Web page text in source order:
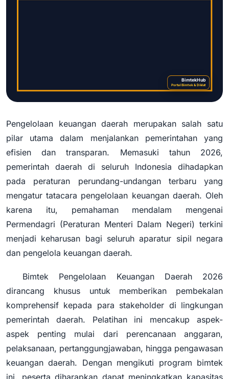
Bimtek Pengelolaan Keuangan
Daerah 2026 Sesuai Permendagri
Terbaru | BimtekHub
BimtekHub
Portal Bimtek & Diklat
Pengelolaan keuangan daerah merupakan salah satu
pilar utama dalam menjalankan pemerintahan yang
efisien dan transparan. Memasuki tahun 2026,
pemerintah daerah di seluruh Indonesia dihadapkan
pada peraturan perundang-undangan terbaru yang
mengatur tatacara pengelolaan keuangan daerah. Oleh
karena itu, pemahaman mendalam mengenai
Permendagri (Peraturan Menteri Dalam Negeri) terkini
menjadi keharusan bagi seluruh aparatur sipil negara
dan pengelola keuangan daerah.
Bimtek Pengelolaan Keuangan Daerah 2026
dirancang khusus untuk memberikan pembekalan
komprehensif kepada para stakeholder di lingkungan
pemerintah daerah. Pelatihan ini mencakup aspek-
aspek penting mulai dari perencanaan anggaran,
pelaksanaan, pertanggungjawaban, hingga pengawasan
keuangan daerah. Dengan mengikuti program bimtek
ini, peserta diharapkan dapat meningkatkan kapasitas